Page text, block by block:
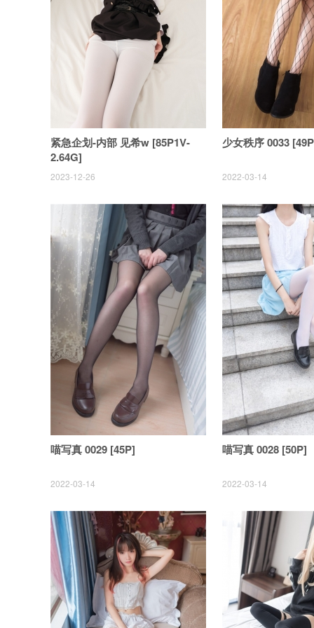
紧急企划-内部 见希w [85P1V-
2.64G]
2023-12-26
少女秩序 0033
2022-03-14
喵写真 0029 [45P]
2022-03-14
喵写真 0028 [50P]
2022-03-14